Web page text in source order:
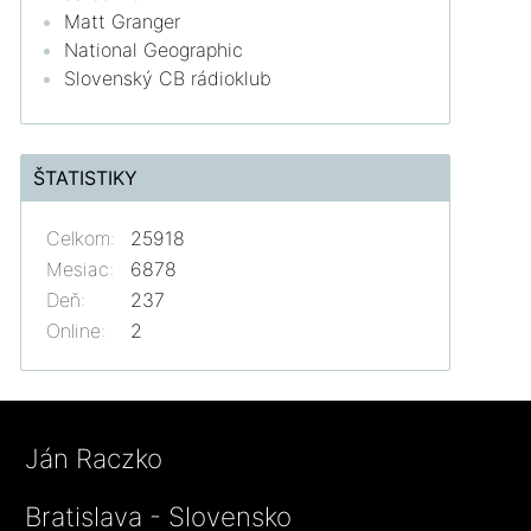
Matt Granger
National Geographic
Slovenský CB rádioklub
ŠTATISTIKY
Online: 2
Celkom:
25918
Mesiac:
6878
Deň:
237
Ján Raczko
Bratislava - Slovensko